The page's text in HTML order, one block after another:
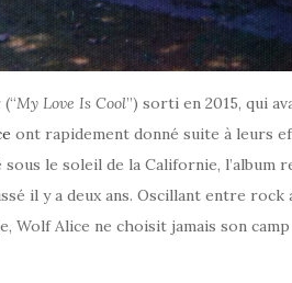
My Love Is Cool”) sorti en 2015, qui
ont rapidement donné suite à leurs
le soleil de la Californie, l’album
il y a deux ans. Oscillant entre
Wolf Alice ne choisit jamais son